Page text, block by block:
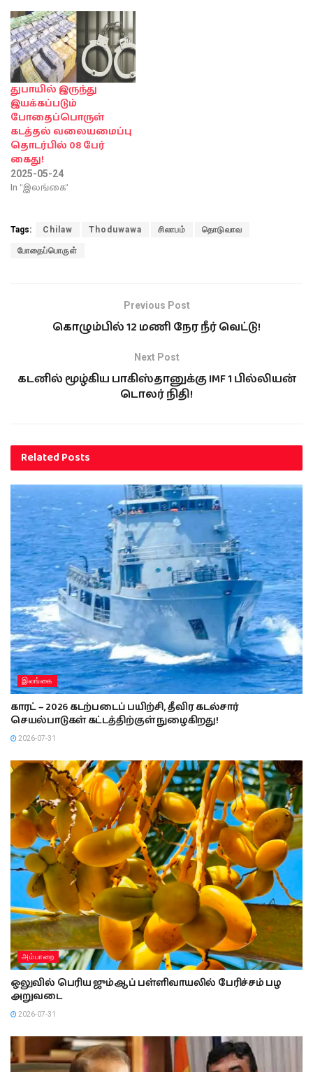
துபாயில் இருந்து
இயக்கப்படும்
போதைப்பொருள்
கடத்தல் வலையமைப்பு
தொடர்பில் 08 பேர்
கைது!
2025-05-24
In "இலங்கை"
Tags: Chilaw Thoduwawa சிலாபம் தொடுவாவ
போதைப்பொருள்
Previous Post
கொழும்பில் 12 மணி நேர நீர் வெட்டு!
Next Post
கடனில் மூழ்கிய பாகிஸ்தானுக்கு IMF 1 பில்லியன்
டொலர் நிதி!
RelatedPosts
இலங்கை
காரட் – 2026 கடற்படைப் பயிற்சி, தீவிர கடல்சார்
செயல்பாடுகள் கட்டத்திற்குள் நுழைகிறது!
2026-07-31
அம்பாறை
ஒலுவில் பெரிய ஜும்ஆப் பள்ளிவாயலில் பேரிச்சம் பழ
அறுவடை
2026-07-31